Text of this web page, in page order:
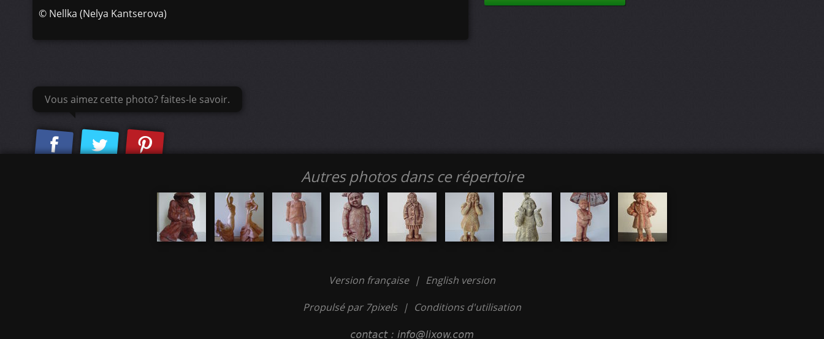
© Nellka (Nelya Kantserova)
Vous aimez cette photo? faites-le savoir.
Autres photos dans ce répertoire
Version française | English version
Propulsé par 7pixels | Conditions d'utilisation